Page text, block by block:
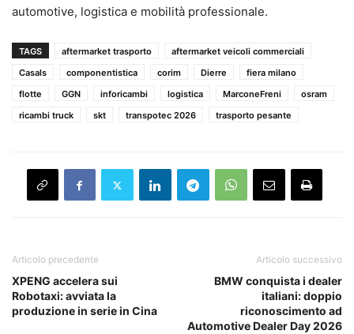
automotive, logistica e mobilità professionale.
TAGS aftermarket trasporto
aftermarket veicoli commerciali
Casals
componentistica corim Dierre
fiera milano
flotte
GGN inforicambi logistica MarconeFreni
osram
ricambi truck
skt transpotec 2026 trasporto pesante
Articolo precedente
XPENG accelera sui
Robotaxi: avviata la
produzione in serie in Cina
Articolo successivo
BMW conquista i dealer
italiani: doppio
riconoscimento ad
Automotive Dealer Day 2026